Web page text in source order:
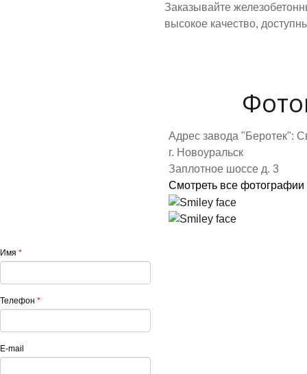
Заказывайте
высокое качество,
Адрес завода "Беротек":
г. Новоуральск
Заплотное шоссе д. 3
Смотреть все фотографии
Имя *
Телефон *
E-mail